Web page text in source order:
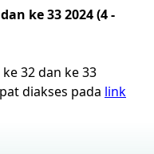
ke 33 2024 (4 -
32 dan ke 33
diakses pada link